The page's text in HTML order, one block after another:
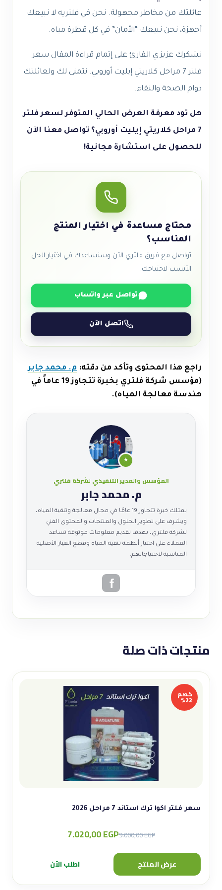
عائلتك من مخاطر مجهولة. نحن في فلتريه لا نبيعك
أجهزة، نحن نبيعك “الأمان” في كل قطرة مياه.
نشكرك عزيزي القارئ على إتمام قراءة المقال سعر
فلتر 7 مراحل كلاريتي إيليت أوروبي. نتمنى لك ولعائلتك
دوام الصحة والنقاء.
هل تود معرفة العرض الحالي المتوفر لسعر فلتر
7 مراحل كلاريتي إيليت أوروبي؟ تواصل معنا الآن
للحصول على استشارة مجانية!
محتاج مساعدة في اختيار المنتج
المناسب؟
تواصل مع فريق فلتري الآن وسنساعدك في اختيار الحل
الأنسب لاحتياجك.
تواصل عبر واتساب
اتصل الآن
راجع هذا المحتوى وتأكد من دقته: م. محمد جابر
(مؤسس شركة فلتري بخبرة تتجاوز 19 عاماً في
هندسة معالجة المياه).
★
المؤسس والمدير التنفيذي لشركة فلتري
م. محمد جابر
يمتلك خبرة تتجاوز 19 عامًا في مجال معالجة وتنقية المياه،
ويشرف على تطوير الحلول والمنتجات والمحتوى الفني
لشركة فلتري، بهدف تقديم معلومات موثوقة تساعد
العملاء على اختيار أنظمة تنقية المياه وقطع الغيار الأصلية
المناسبة لاحتياجاتهم.
منتجات ذات صلة
خصم
22%
سعر فلتر اكوا ترك استاند 7 مراحل 2026
9.000,00EGP
Original
7.020,00EGP
Current
عرض المنتج اطلب الآن